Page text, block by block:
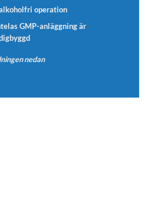
operation
GMP-anläggning är
nedan